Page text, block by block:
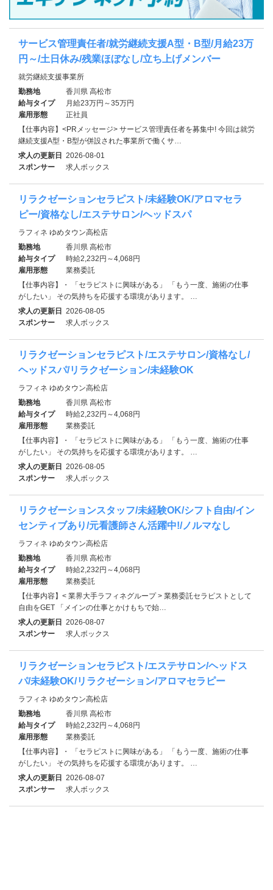
サービス管理責任者/就労継続支援A型・B型/月給23万
円～/土日休み/残業ほぼなし/立ち上げメンバー
就労継続支援事業所
勤務地
香川県 高松市
給与タイプ
月給23万円～35万円
雇用形態
正社員
【仕事内容】<PRメッセージ> サービス管理責任者を募集中! 今回は就労
継続支援A型・B型が併設された事業所で働くサ…
求人の更新日 2026-08-01
スポンサー
求人ボックス
リラクゼーションセラピスト/未経験OK/アロマセラ
ピー/資格なし/エステサロン/ヘッドスパ
ラフィネ ゆめタウン高松店
勤務地
香川県 高松市
給与タイプ
時給2,232円～4,068円
雇用形態
業務委託
【仕事内容】・ 「セラピストに興味がある」 「もう一度、施術の仕事
がしたい」 その気持ちを応援する環境があります。 …
求人の更新日 2026-08-05
スポンサー
求人ボックス
リラクゼーションセラピスト/エステサロン/資格なし/
ヘッドスパ/リラクゼーション/未経験OK
ラフィネ ゆめタウン高松店
勤務地
香川県 高松市
給与タイプ
時給2,232円～4,068円
雇用形態
業務委託
【仕事内容】・ 「セラピストに興味がある」 「もう一度、施術の仕事
がしたい」 その気持ちを応援する環境があります。 …
求人の更新日 2026-08-05
スポンサー
求人ボックス
リラクゼーションスタッフ/未経験OK/シフト自由/イン
センティブあり/元看護師さん活躍中!/ノルマなし
ラフィネ ゆめタウン高松店
勤務地
香川県 高松市
給与タイプ
時給2,232円～4,068円
雇用形態
業務委託
【仕事内容】< 業界大手ラフィネグループ > 業務委託セラピストとして
自由をGET 「メインの仕事とかけもちで始…
求人の更新日 2026-08-07
スポンサー
求人ボックス
リラクゼーションセラピスト/エステサロン/ヘッドス
パ/未経験OK/リラクゼーション/アロマセラピー
ラフィネ ゆめタウン高松店
勤務地
香川県 高松市
給与タイプ
時給2,232円～4,068円
雇用形態
業務委託
【仕事内容】・ 「セラピストに興味がある」 「もう一度、施術の仕事
がしたい」 その気持ちを応援する環境があります。 …
求人の更新日 2026-08-07
スポンサー
求人ボックス